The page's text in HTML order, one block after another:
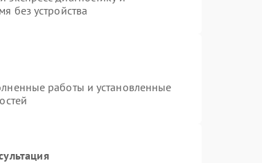
без устройства
работы и установленные